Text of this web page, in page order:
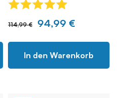
114,99 € 94,99 €
In den Warenkorb